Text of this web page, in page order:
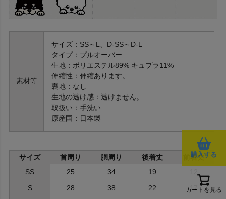
素材等
サイズ：SS～L、D-SS～D-L
タイプ：プルオーバー
生地：ポリエステル89% キュプラ11%
伸縮性：伸縮あります。
裏地：なし
生地の透け感：透けません。
取扱い：手洗い
原産国：日本製
サイズ 首周り 胴周り 後着丈
前着丈
SS
25 34 19
S
28 38 22
17
購入する
カートを見る